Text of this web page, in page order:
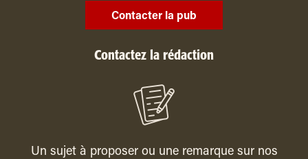
Contacter la pub
Contactez la rédaction
Un sujet à proposer ou une remarque sur nos